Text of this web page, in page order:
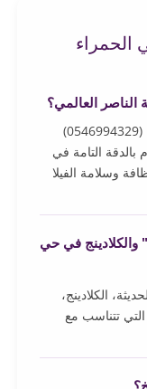
العالمي؟
لأننا نقدر المطابخ الراقية في حي الحمراء (0546994329)
بالدقة التامة في
وسلامة الفيلا
والكلادينج في حي
الكلادينج،
التي تتناسب مع